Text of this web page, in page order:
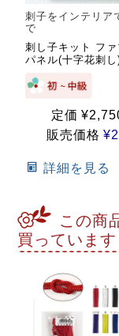
刺子をインテリア
で
刺し子キット ファ
パネル(十字花刺し
定価 ¥
販売価格 ¥
詳細を見る
この商
買っています